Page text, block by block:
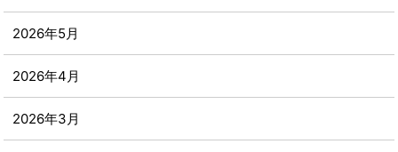
2026年5月
2026年4月
2026年3月